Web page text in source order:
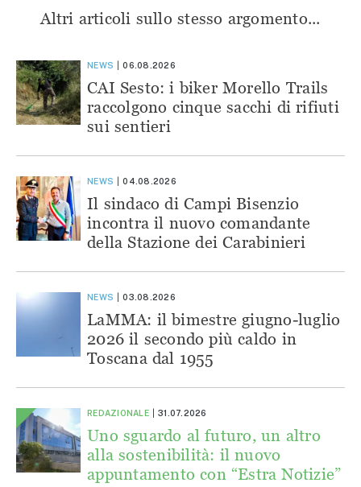
Altri articoli sullo stesso argomento...
NEWS 06.08.2026
CAI Sesto: i biker Morello Trails
raccolgono cinque sacchi di rifiuti
sui sentieri
NEWS 04.08.2026
Il sindaco di Campi Bisenzio
incontra il nuovo comandante
della Stazione dei Carabinieri
NEWS 03.08.2026
LaMMA: il bimestre giugno-luglio
2026 il secondo più caldo in
Toscana dal 1955
REDAZIONALE 31.07.2026
Uno sguardo al futuro, un altro
alla sostenibilità: il nuovo
appuntamento con “Estra Notizie”